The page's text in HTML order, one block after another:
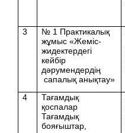
3
№ 1 Практикалық
жұмыс «Жеміс-
жидектердегі
кейбір
дәрумендердің
сапалық анықтау»
4
Тағамдық
қоспалар
Тағамдық
бояғыштар,